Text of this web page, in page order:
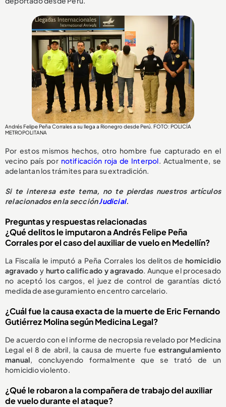
Andrés Felipe Peña Corrales a su llega a Rionegro desde Perú. FOTO: POLICÍA
METROPOLITANA
Por estos mismos hechos, otro hombre fue capturado en el
vecino país por notificación roja de Interpol. Actualmente, se
adelantan los trámites para su extradición.
Si te interesa este tema, no te pierdas nuestros artículos
relacionados en la secciónJudicial.
Preguntas y respuestas relacionadas
¿Qué delitos le imputaron a Andrés Felipe Peña
Corrales por el caso del auxiliar de vuelo en Medellín?
La Fiscalía le imputó a Peña Corrales los delitos dehomicidio
agravado y hurto calificado y agravado. Aunque el procesado
no aceptó los cargos, el juez de control de garantías dictó
medida de aseguramiento en centro carcelario.
¿Cuál fue la causa exacta de la muerte de Eric Fernando
Gutiérrez Molina según Medicina Legal?
De acuerdo con el informe de necropsia revelado por Medicina
Legal el 8 de abril, la causa de muerte fue estrangulamiento
manual, concluyendo formalmente que se trató de un
homicidio violento.
¿Qué le robaron a la compañera de trabajo del auxiliar
de vuelo durante el ataque?